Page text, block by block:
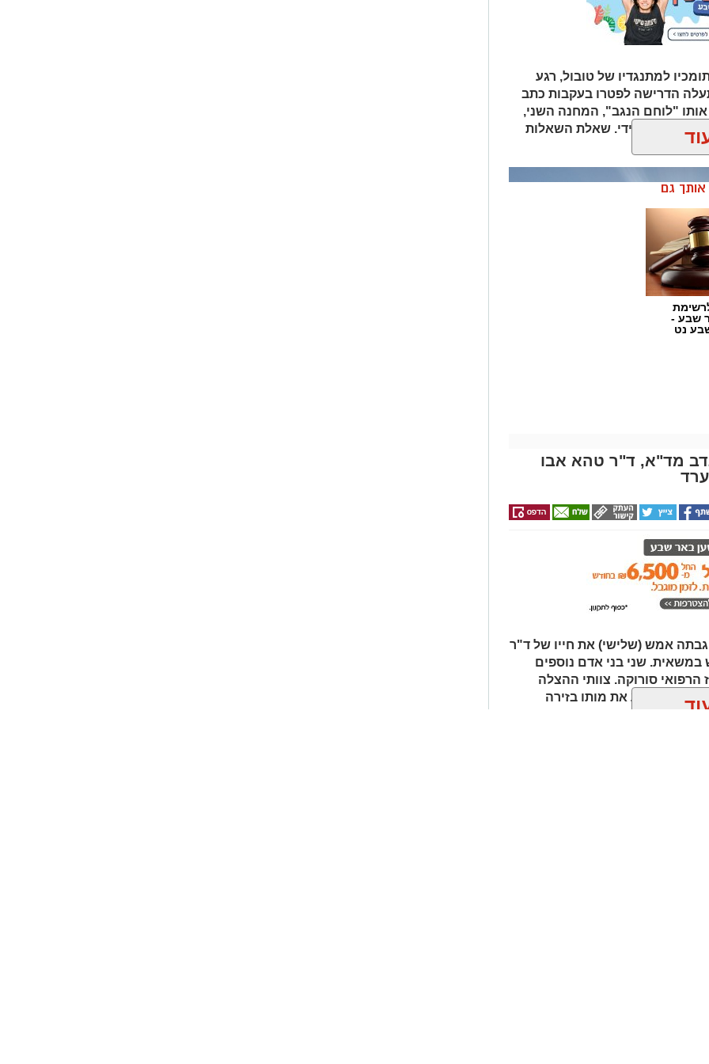
למתנגדיו של טובול, רגע
הדרישה לפטרו בעקבות כתב
"לוחם הנגב", המחנה השני,
סילוקו המיידי. שאלת השאלות
שבע: הפגנה יצרית וסוערת מתקיימת
לפני פתיחתה של אחת מישיבות
האחרונה. על סדר היום עומדת
סגן ראש העיר, שמעון טובול, על רקע
תחנת דלק.
עשרות שוטרים, אשר נאלצים לחצוץ
את מעשיו. המפגינים בצד זה
המערכת וקוראים לעברו קריאות
אותך גם
שבע -
נט
מד"א, ד"ר טהא אבו
אמש (שלישי) את חייו של ד"ר
במשאית. שני בני אדם נוספים
הרפואי סורוקה. צוותי ההצלה
לקבוע את מותו בזירה